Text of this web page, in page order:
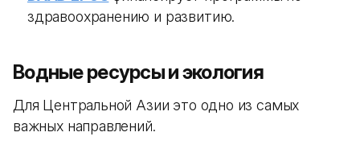
здравоохранению и развитию.
Водные ресурсы и экология
Для Центральной Азии это одно из самых
важных направлений.